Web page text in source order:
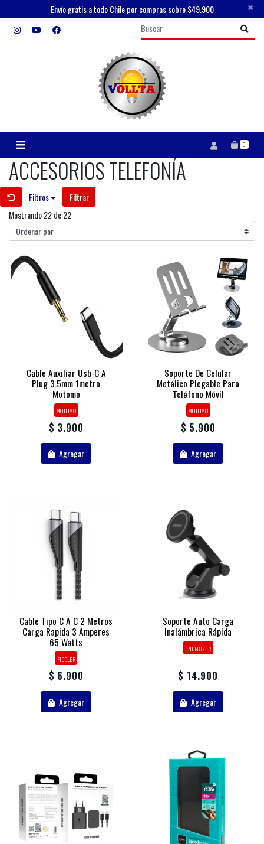
Envío gratis a todo Chile por compras sobre $49.900 ×
0
ACCESORIOS TELEFONÍA
Filtros
Filtrar
Mostrando 22 de 22
Cable Auxiliar Usb-C A
Plug 3.5mm 1metro
Motomo
MOTOMO
$ 3.900
Agregar
Soporte De Celular
Metálico Plegable Para
Teléfono Móvil
MOTOMO
$ 5.900
Agregar
Cable Tipo C A C 2 Metros
Carga Rapida 3 Amperes
65 Watts
FIDDLER
$ 6.900
Agregar
Soporte Auto Carga
Inalámbrica Rápida
ENERGIZER
$ 14.900
Agregar